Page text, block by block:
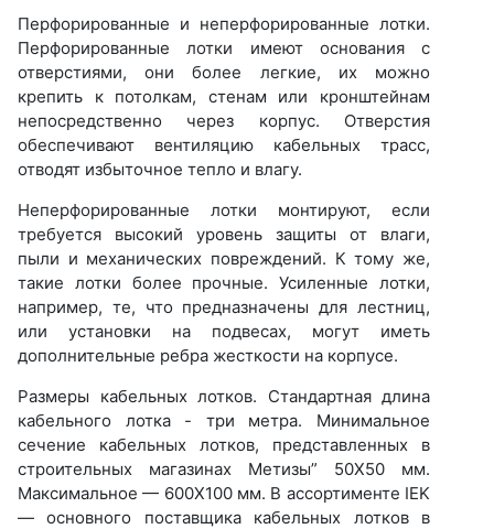
Перфорированные и неперфорированные лотки.
Перфорированные лотки имеют основания с
отверстиями, они более легкие, их можно
крепить к потолкам, стенам или кронштейнам
непосредственно через корпус. Отверстия
обеспечивают вентиляцию кабельных трасс,
отводят избыточное тепло и влагу.
Неперфорированные лотки монтируют, если
требуется высокий уровень защиты от влаги,
пыли и механических повреждений. К тому же,
такие лотки более прочные. Усиленные лотки,
например, те, что предназначены для лестниц,
или установки на подвесах, могут иметь
дополнительные ребра жесткости на корпусе.
Размеры кабельных лотков. Стандартная длина
кабельного лотка - три метра. Минимальное
сечение кабельных лотков, представленных в
строительных магазинах Метизы” 50Х50 мм.
Максимальное — 600Х100 мм. В ассортименте IEK
— основного поставщика кабельных лотков в